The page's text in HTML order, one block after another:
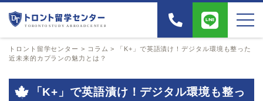
トロント留学センター > コラム >
「K+」で英語漬け！デジタル環境も整った
近未来的カプランの魅力とは？
「K+」で英語漬け！デジタル環境も整っ